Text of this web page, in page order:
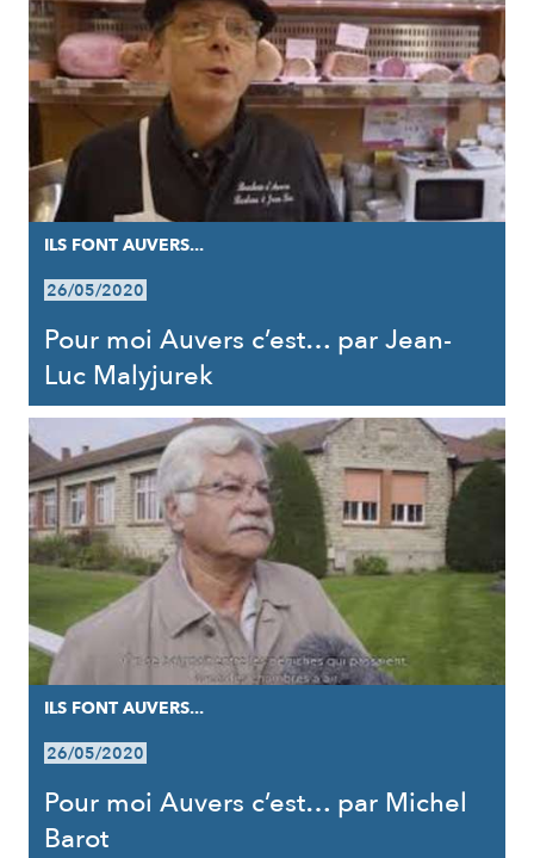
ILS FONT AUVERS...
26/05/2020
Pour moi Auvers c’est… par Jean-
Luc Malyjurek
ILS FONT AUVERS...
26/05/2020
Pour moi Auvers c’est… par Michel
Barot